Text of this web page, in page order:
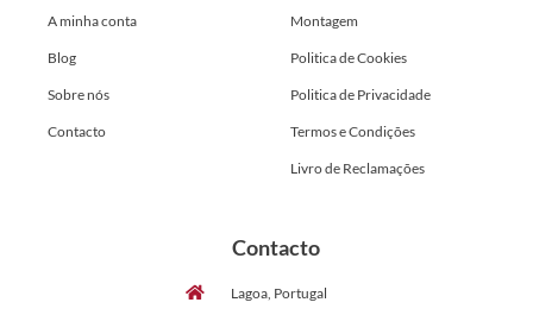
A minha conta
Blog
Sobre nós
Contacto
Montagem
Politica de Cookies
Politica de Privacidade
Termos e Condições
Livro de Reclamações
Contacto
Lagoa, Portugal